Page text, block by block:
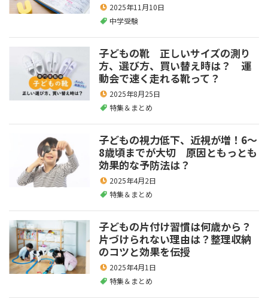
2025年11月10日
中学受験
子どもの靴 正しいサイズの測り
方、選び方、買い替え時は？ 運
動会で速く走れる靴って？
2025年8月25日
特集＆まとめ
子どもの視力低下、近視が増！6～
8歳頃までが大切 原因ともっとも
効果的な予防法は？
2025年4月2日
特集＆まとめ
子どもの片付け習慣は何歳から？
片づけられない理由は？整理収納
のコツと効果を伝授
2025年4月1日
特集＆まとめ